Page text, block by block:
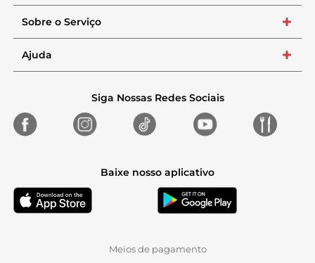
Sobre o Serviço +
Ajuda +
Siga Nossas Redes Sociais
Baixe nosso aplicativo
Meios de pagamento